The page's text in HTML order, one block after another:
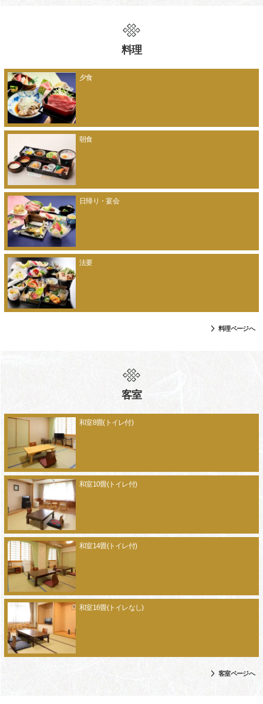
料理
夕食
朝食
日帰り・宴会
法要
料理ページへ
客室
和室8畳(トイレ付)
和室10畳(トイレ付)
和室14畳(トイレ付)
和室16畳(トイレなし)
客室ページへ